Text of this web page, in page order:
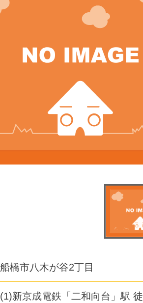
船橋市八木が谷2丁目
(1)新京成電鉄「二和向台」駅